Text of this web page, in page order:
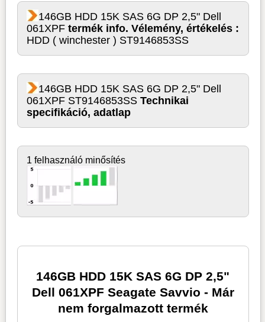
146GB HDD 15K SAS 6G DP 2,5" Dell
061XPFtermék info. Vélemény, értékelés :
HDD ( winchester ) ST9146853SS
146GB HDD 15K SAS 6G DP 2,5" Dell
061XPF ST9146853SSTechnikai
specifikáció, adatlap
1 felhasználó minősítés
146GB HDD 15K SAS 6G DP 2,5"
Dell 061XPF Seagate Savvio - Már
nem forgalmazott termék